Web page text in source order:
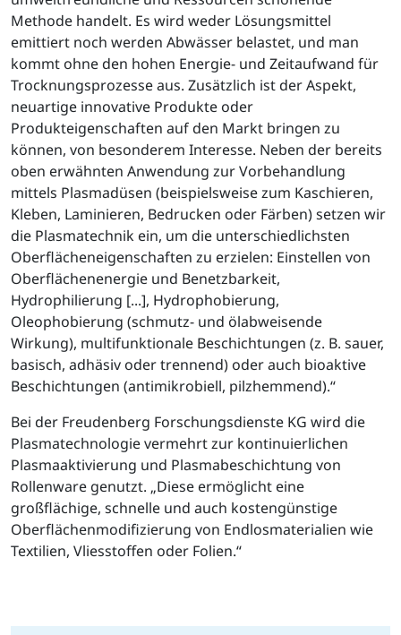
Methode handelt. Es wird weder Lösungsmittel
emittiert noch werden Abwässer belastet, und man
kommt ohne den hohen Energie- und Zeitaufwand für
Trocknungsprozesse aus. Zusätzlich ist der Aspekt,
neuartige innovative Produkte oder
Produkteigenschaften auf den Markt bringen zu
können, von besonderem Interesse. Neben der bereits
oben erwähnten Anwendung zur Vorbehandlung
mittels Plasmadüsen (beispielsweise zum Kaschieren,
Kleben, Laminieren, Bedrucken oder Färben) setzen wir
die Plasmatechnik ein, um die unterschiedlichsten
Oberflächeneigenschaften zu erzielen: Einstellen von
Oberflächenenergie und Benetzbarkeit,
Hydrophilierung [...], Hydrophobierung,
Oleophobierung (schmutz- und ölabweisende
Wirkung), multifunktionale Beschichtungen (z. B. sauer,
basisch, adhäsiv oder trennend) oder auch bioaktive
Beschichtungen (antimikrobiell, pilzhemmend).“
Bei der Freudenberg Forschungsdienste KG wird die
Plasmatechnologie vermehrt zur kontinuierlichen
Plasmaaktivierung und Plasmabeschichtung von
Rollenware genutzt. „Diese ermöglicht eine
großflächige, schnelle und auch kostengünstige
Oberflächenmodifizierung von Endlosmaterialien wie
Textilien, Vliesstoffen oder Folien.“